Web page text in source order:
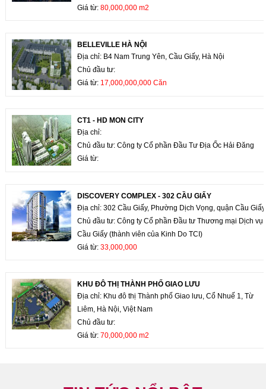
Giá từ:80,000,000 m2
BELLEVILLE HÀ NỘI
Địa chỉ: B4 Nam Trung Yên, Cầu Giấy, Hà Nội
Chủ đầu tư:
Giá từ: 17,000,000,000 Căn
CT1 - HD MON CITY
Địa chỉ:
Chủ đầu tư: Công ty Cổ phần Đầu Tư Địa Ốc Hải Đăng
Giá từ:
DISCOVERY COMPLEX - 302 CẦU GIẤY
Địa chỉ: 302 Cầu Giấy, Phường Dịch Vọng, quận Cầu Giấy
Chủ đầu tư: Công ty Cổ phần Đầu tư Thương mại Dịch vụ
Cầu Giấy (thành viên của Kinh Do TCI)
Giá từ:33,000,000
KHU ĐÔ THỊ THÀNH PHỐ GIAO LƯU
Địa chỉ: Khu đô thị Thành phố Giao lưu, Cổ Nhuế 1, Từ
Liêm, Hà Nội, Việt Nam
Chủ đầu tư:
Giá từ:70,000,000 m2